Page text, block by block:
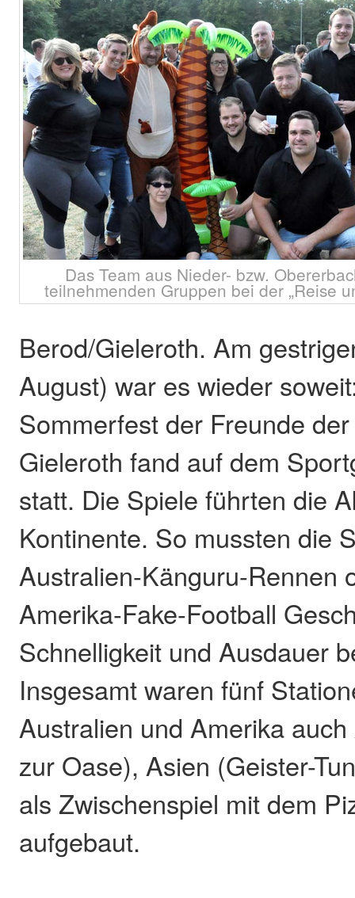
Das Team aus Nieder- bzw.
teilnehmenden Gruppen bei der „Reise
Berod/Gieleroth. Am
August) war es wieder
Sommerfest der Freunde
Gieleroth fand auf dem
statt. Die Spiele führten die
Kontinente. So mussten die
Australien-Känguru-Rennen
Amerika-Fake-Football
Schnelligkeit und Ausdauer
Insgesamt waren fünf
Australien und Amerika
zur Oase), Asien (Geister-
als Zwischenspiel mit dem
aufgebaut.